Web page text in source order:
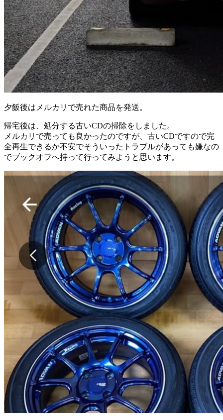
夕飯後はメルカリで売れた商品を発送。
帰宅後は、処分する古いCDの掃除をしました。
メルカリで売っても良かったのですが、古いCDですので完
全再生できるか不安でそういったトラブルがあっても嫌なの
でブックオフへ持って行ってみようと思います。